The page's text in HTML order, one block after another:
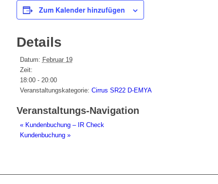
Zum Kalender hinzufügen
Details
Datum: Februar 19
Zeit:
18:00 - 20:00
Veranstaltungskategorie: Cirrus SR22 D-EMYA
Veranstaltungs-Navigation
«Kundenbuchung – IR Check
Kundenbuchung »